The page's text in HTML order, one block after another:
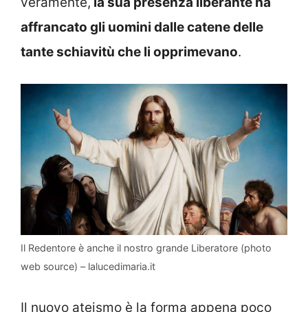
affrancato gli uomini dalle catene delle
tante schiavitù che li opprimevano.
Il Redentore è anche il nostro grande Liberatore (photo
web source) – lalucedimaria.it
Il nuovo ateismo è la forma appena poco